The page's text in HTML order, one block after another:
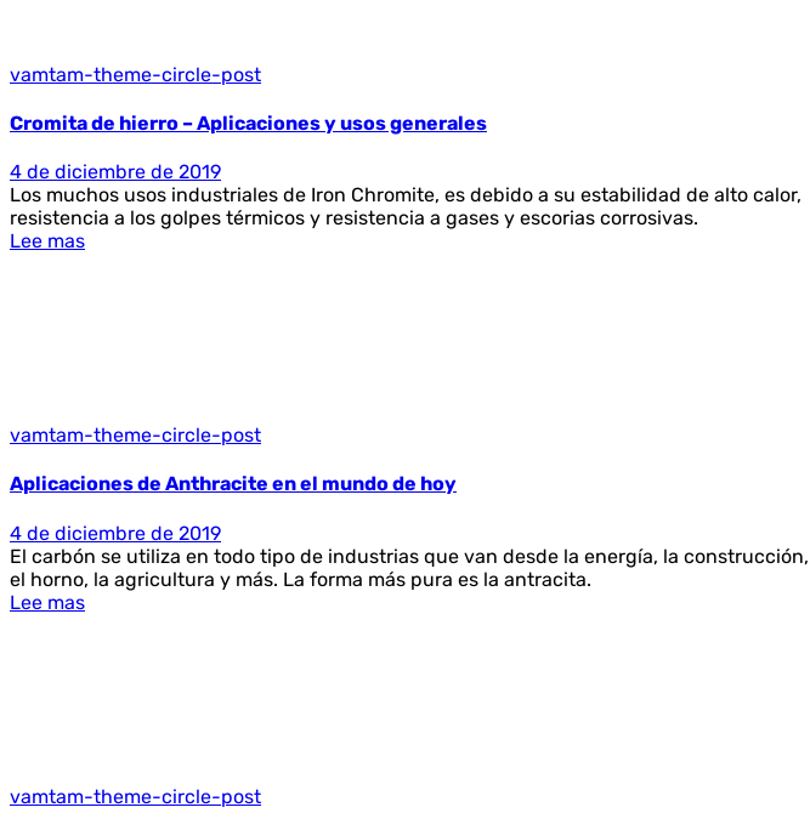
vamtam-theme-circle-post
Cromita de hierro – Aplicaciones y usos generales
4 de diciembre de 2019
Los muchos usos industriales de Iron Chromite, es debido a su estabilidad de alto calor,
resistencia a los golpes térmicos y resistencia a gases y escorias corrosivas.
Lee mas
vamtam-theme-circle-post
Aplicaciones de Anthracite en el mundo de hoy
4 de diciembre de 2019
El carbón se utiliza en todo tipo de industrias que van desde la energía, la construcción,
el horno, la agricultura y más. La forma más pura es la antracita.
Lee mas
vamtam-theme-circle-post